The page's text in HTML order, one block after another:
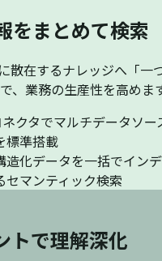
をまとめて検索
散在するナレッジへ「一
、業務の生産性を高めます
クタでマルチデータソー
標準搭載
造化データを一括でイン
セマンティック検索
トで理解深化